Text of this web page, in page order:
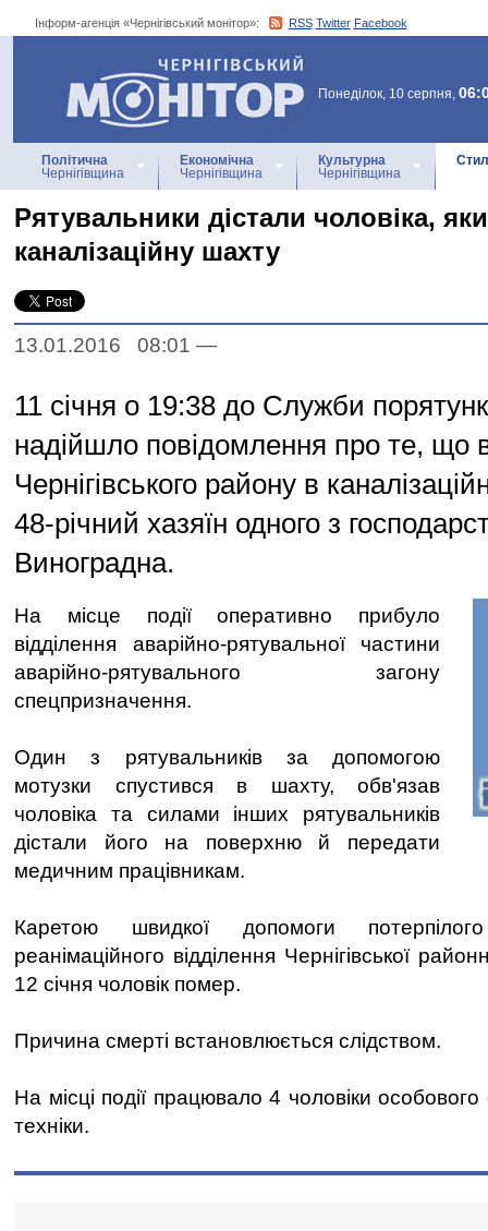
Інформ-агенція «Чернігівський монітор»: RSS Twitter Facebook
Інформ-агенція
«Чернігівський монітор»
Понеділок, 10 серпня,
Політична
Чернігівщина
Економічна
Чернігівщина
Культурна
Чернігівщина
Рятувальники дістали чоловіка,
каналізаційну шахту
13.01.2016 08:01 —
11 січня о 19:38 до Служби
надійшло повідомлення про те, що
Чернігівського району в
48-річний хазяїн одного з
Виноградна.
На місце події оперативно прибуло
відділення аварійно-рятувальної частини
аварійно-рятувального загону
спецпризначення.
Один з рятувальників за допомогою
мотузки спустився в шахту, обв'язав
чоловіка та силами інших рятувальників
дістали його на поверхню й передати
медичним працівникам.
Каретою швидкої допомоги
реанімаційного відділення Чернігівської
12 січня чоловік помер.
Причина смерті встановлюється слідством.
На місці події працювало 4 чоловіки
техніки.